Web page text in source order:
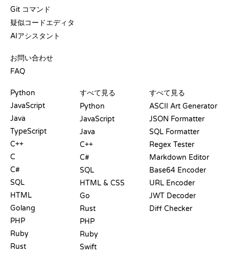
Git コマンド
疑似コードエディタ
AIアシスタント
お問い合わせ
FAQ
Python
JavaScript
Java
TypeScript
C++
C
C#
SQL
HTML
Golang
PHP
Ruby
Rust
すべて見る
Python
JavaScript
Java
C++
C#
SQL
HTML & CSS
Go
Rust
PHP
Ruby
Swift
すべて見る
ASCII Art Generator
JSON Formatter
SQL Formatter
Regex Tester
Markdown Editor
Base64 Encoder
URL Encoder
JWT Decoder
Diff Checker